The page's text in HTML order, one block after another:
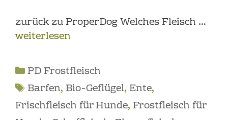
zurück zu ProperDog Welches Fleisch …
weiterlesen
Kategorien
PD Frostfleisch
Schlagwörter
Barfen, Bio-Geflügel, Ente,
Frischfleisch für Hunde, Frostfleisch für